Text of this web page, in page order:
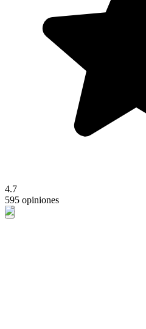
4.7
595 opiniones